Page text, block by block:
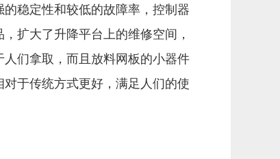
稳定性和较低的故障率，控制器
扩大了升降平台上的维修空间，
们拿取，而且放料网板的小器件
于传统方式更好，满足人们的使